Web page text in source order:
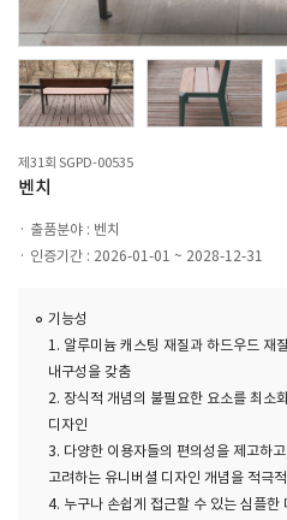
제31회 SGPD-00535
벤치
출품분야 : 벤치
인증기간 : 2026-01-01 ~ 2028-12-31
기능성
1. 알루미늄 캐스팅 재질과 하드우드 재
내구성을 갖춤
2. 장식적 개념의 불필요한 요소를 최소
디자인
3. 다양한 이용자들의 편의성을 제고하
고려하는 유니버셜 디자인 개념을 적극
4. 누구나 손쉽게 접근할 수 있는 심플